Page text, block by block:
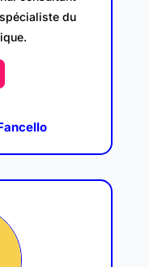
du